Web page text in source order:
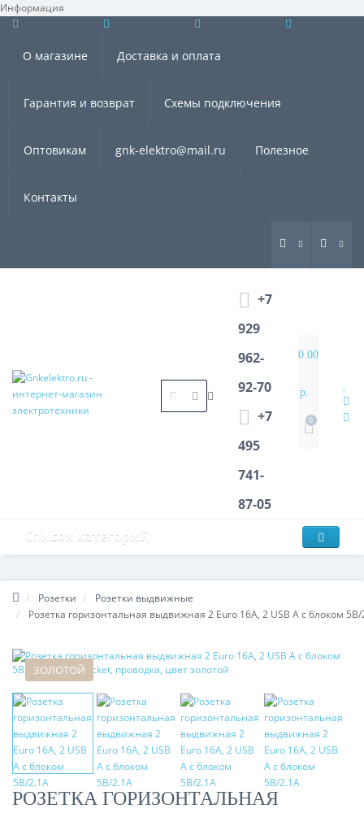
Информация ×
О магазине Доставка и оплата
Гарантия и возврат Схемы подключения
Оптовикам gnk-elektro@mail.ru Полезное
Контакты
+7
929
962-
92-70
+7
495
741-
87-05
0.00
р.
0
Список категорий
Розетки
Розетки выдвижные
Розетка горизонтальная выдвижная 2 Euro 16A, 2 USB A с блоком
ЗОЛОТОЙ
РОЗЕТКА ГОРИЗОНТАЛЬНАЯ